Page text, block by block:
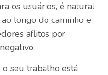
os usuários, é natural
longo do caminho e
aflitos por
seu trabalho está